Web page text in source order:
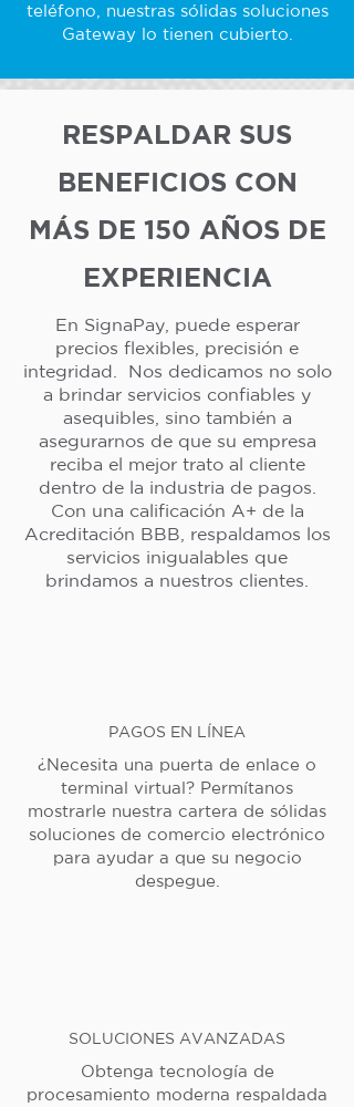
teléfono, nuestras sólidas soluciones
Gateway lo tienen cubierto.
RESPALDAR SUS
BENEFICIOS CON
MÁS DE 150 AÑOS DE
EXPERIENCIA
En SignaPay, puede esperar
precios flexibles, precisión e
integridad. Nos dedicamos no solo
a brindar servicios confiables y
asequibles, sino también a
asegurarnos de que su empresa
reciba el mejor trato al cliente
dentro de la industria de pagos.
Con una calificación A+ de la
Acreditación BBB, respaldamos los
servicios inigualables que
brindamos a nuestros clientes.
PAGOS EN LÍNEA
¿Necesita una puerta de enlace o
terminal virtual? Permítanos
mostrarle nuestra cartera de sólidas
soluciones de comercio electrónico
para ayudar a que su negocio
despegue.
SOLUCIONES AVANZADAS
Obtenga tecnología de
procesamiento moderna respaldada